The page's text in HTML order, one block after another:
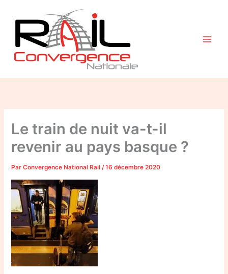
contenu
Le train de nuit va-t-il
revenir au pays basque ?
ParConvergence National Rail/16 décembre 2020